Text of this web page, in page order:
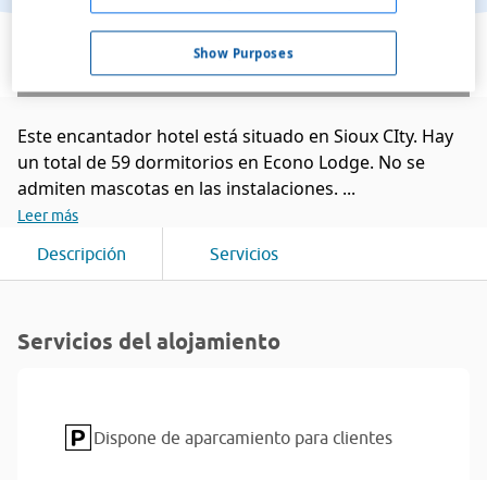
Ver en el mapa
Este encantador hotel está situado en Sioux CIty. Hay
un total de 59 dormitorios en Econo Lodge. No se
admiten mascotas en las instalaciones. ...
Leer más
Descripción Servicios
Servicios del alojamiento
Dispone de aparcamiento para clientes
Show Purposes